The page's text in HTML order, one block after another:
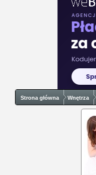
Strona główna Wnętrza